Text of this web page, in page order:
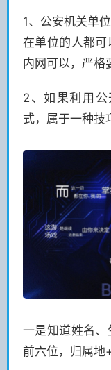
1、公安机关单
在单位的人都
内网可以，严格
2、如果利用
式，属于一种技
一是知道姓名
前六位，归属地